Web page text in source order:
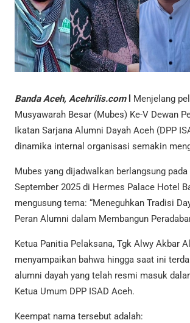
Banda Aceh, Acehrilis.coml Menjelang
Musyawarah Besar (Mubes) Ke-V Dewan
Ikatan Sarjana Alumni Dayah Aceh (DPP
dinamika internal organisasi semakin
Mubes yang dijadwalkan berlangsung
September 2025 di Hermes Palace Hotel
mengusung tema: “Meneguhkan Tradisi
Peran Alumni dalam Membangun
Ketua Panitia Pelaksana, Tgk Alwy Akbar
menyampaikan bahwa hingga saat ini
alumni dayah yang telah resmi masuk
Ketua Umum DPP ISAD Aceh.
Keempat nama tersebut adalah: